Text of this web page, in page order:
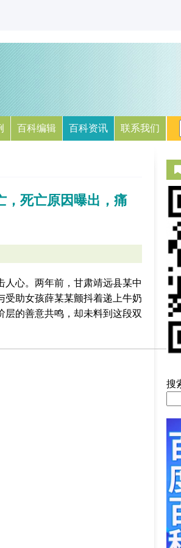
百科编辑 百科资讯 联系我们
，死亡原因曝出，痛
心。两年前，甘肃靖远县某中
助女孩薛某某颤抖着递上牛奶
的善意共鸣，却未料到这段双
搜